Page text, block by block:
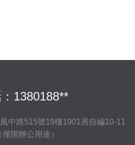
1380188**
中路515號19樓1901房自編10-11
限辦公用途）